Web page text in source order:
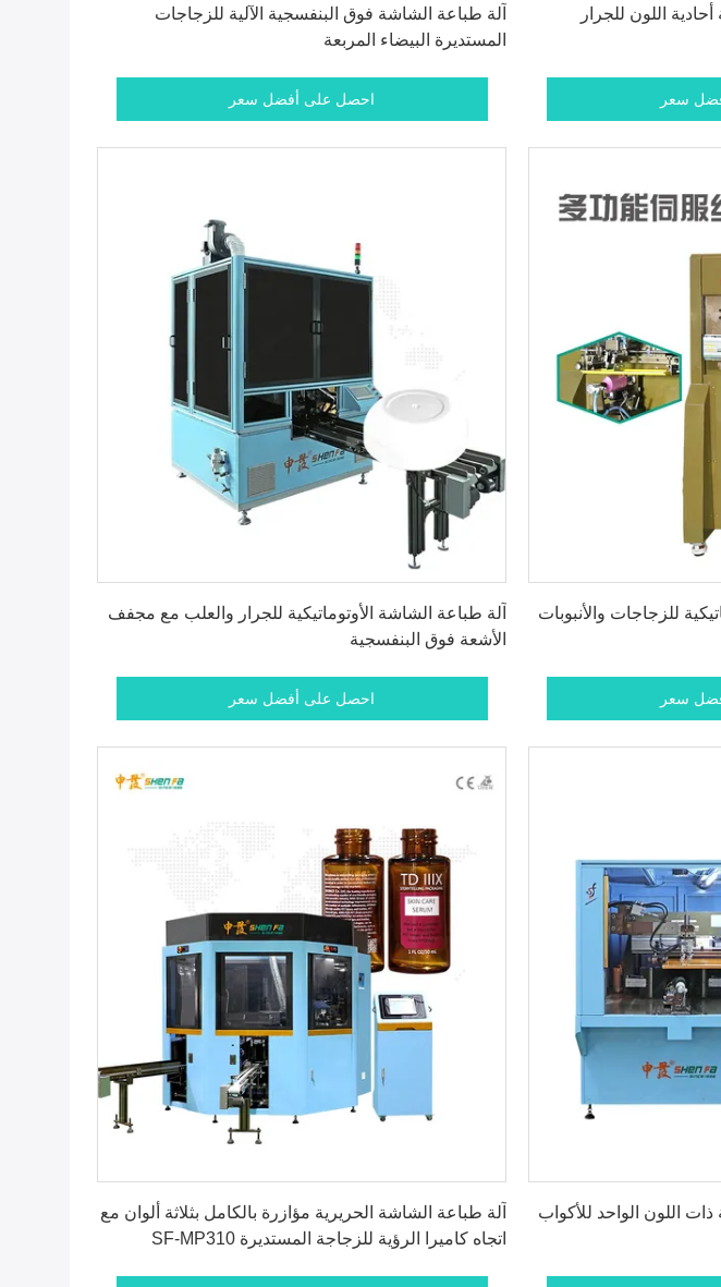
اللون للجرار
سعر
آلة طباعة الشاشة فوق البنفسجية الآلية للزجاجات
المستديرة البيضاء المربعة
احصل على أفضل سعر
للزجاجات والأنبوبات
سعر
آلة طباعة الشاشة الأوتوماتيكية للجرار والعلب مع مجفف
الأشعة فوق البنفسجية
احصل على أفضل سعر
ذات اللون الواحد للأكواب
آلة طباعة الشاشة الحريرية مؤازرة بالكامل بثلاثة ألوان مع
اتجاه كاميرا الرؤية للزجاجة المستديرة SF-MP310